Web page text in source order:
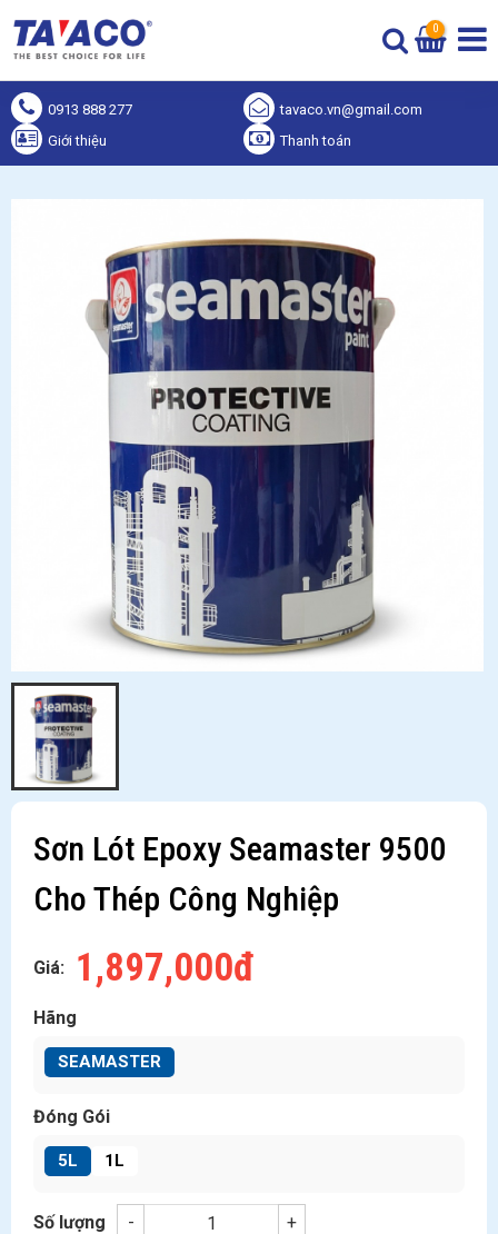
0
0913 888 277
tavaco.vn@gmail.com
Giới thiệu
Thanh toán
Sơn Lót Epoxy Seamaster 9500
Cho Thép Công Nghiệp
Giá: 1,897,000đ
Hãng
SEAMASTER
Đóng Gói
5L 1L
Số lượng - +